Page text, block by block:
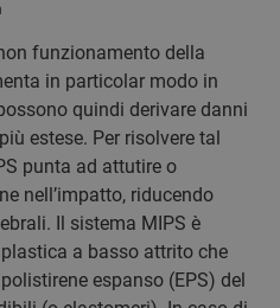
funzionamento della
in particolar modo in
quindi derivare danni
estese. Per risolvere tal
punta ad attutire o
nell’impatto, riducendo
Il sistema MIPS è
a basso attrito che
espanso (EPS) del